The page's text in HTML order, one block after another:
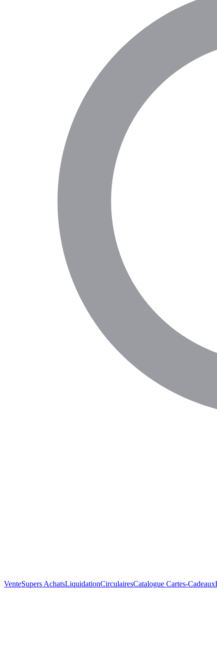
VenteSupers AchatsLiquidationCirculairesCatalogue Cartes-Cadeaux